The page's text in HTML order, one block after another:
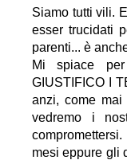
Siamo tutti vili.
esser trucidati
parenti... è
Mi spiace
GIUSTIFICO I
anzi, come
vedremo i
mesi eppure gli